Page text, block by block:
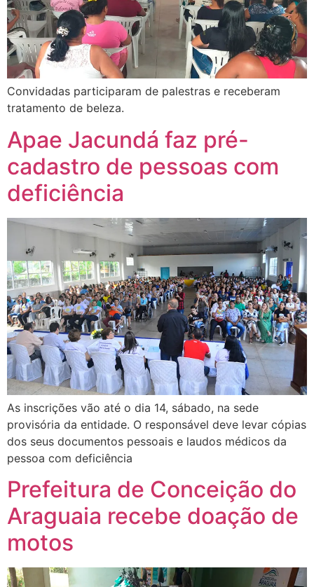
Convidadas participaram de palestras e receberam
tratamento de beleza.
Apae Jacundá faz pré-
cadastro de pessoas com
deficiência
As inscrições vão até o dia 14, sábado, na sede
provisória da entidade. O responsável deve levar cópias
dos seus documentos pessoais e laudos médicos da
pessoa com deficiência
Prefeitura de Conceição do
Araguaia recebe doação de
motos